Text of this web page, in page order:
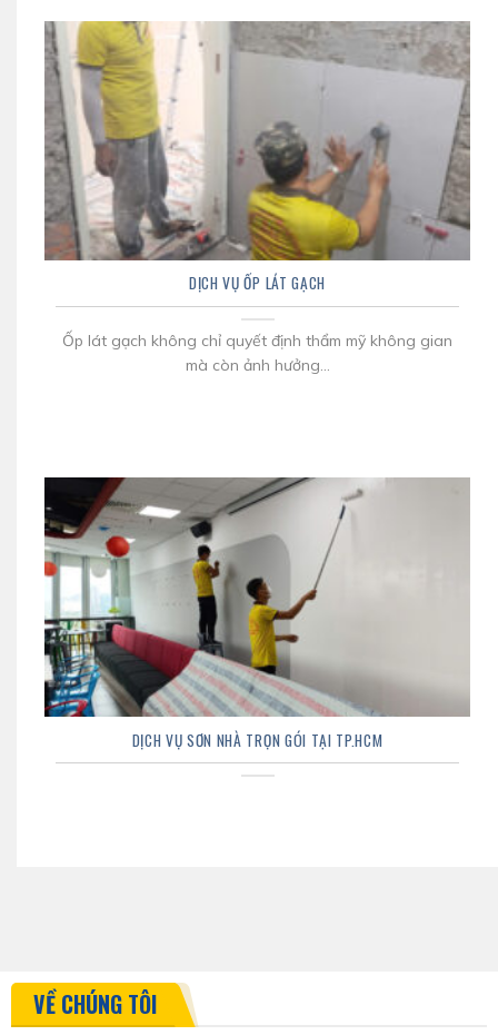
DỊCH VỤ ỐP LÁT GẠCH
Ốp lát gạch không chỉ quyết định thẩm mỹ không gian
mà còn ảnh hưởng...
DỊCH VỤ SƠN NHÀ TRỌN GÓI TẠI TP.HCM
VỀ CHÚNG TÔI